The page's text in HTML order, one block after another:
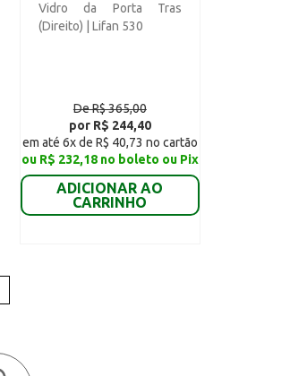
Vidro da Porta Tras
(Direito) | Lifan 530
De R$ 365,00
por R$ 244,40
em até 6x de R$ 40,73 no cartão
ou R$ 232,18 no boleto ou Pix
ADICIONAR AO
CARRINHO